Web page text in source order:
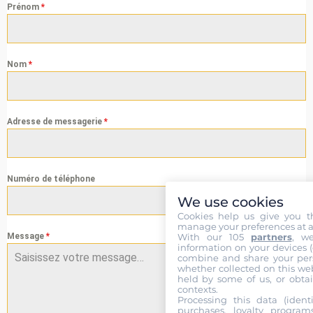
Prénom *
Nom *
Adresse de messagerie *
Numéro de téléphone
Message *
We use cookies
Cookies help us give you
manage your preferences at
With our 105 partners,
information on your devices
combine and share your
whether collected on this
held by some of us, or
contexts.
Processing this data
purchases, loyalty